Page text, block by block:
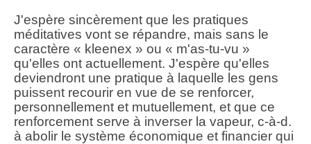
J'espère sincèrement que les pratiques
méditatives vont se répandre, mais sans le
caractère « kleenex » ou « m'as-tu-vu »
qu'elles ont actuellement. J'espère qu'elles
deviendront une pratique à laquelle les gens
puissent recourir en vue de se renforcer,
personnellement et mutuellement, et que ce
renforcement serve à inverser la vapeur, c-à-d.
à abolir le système économique et financier qui